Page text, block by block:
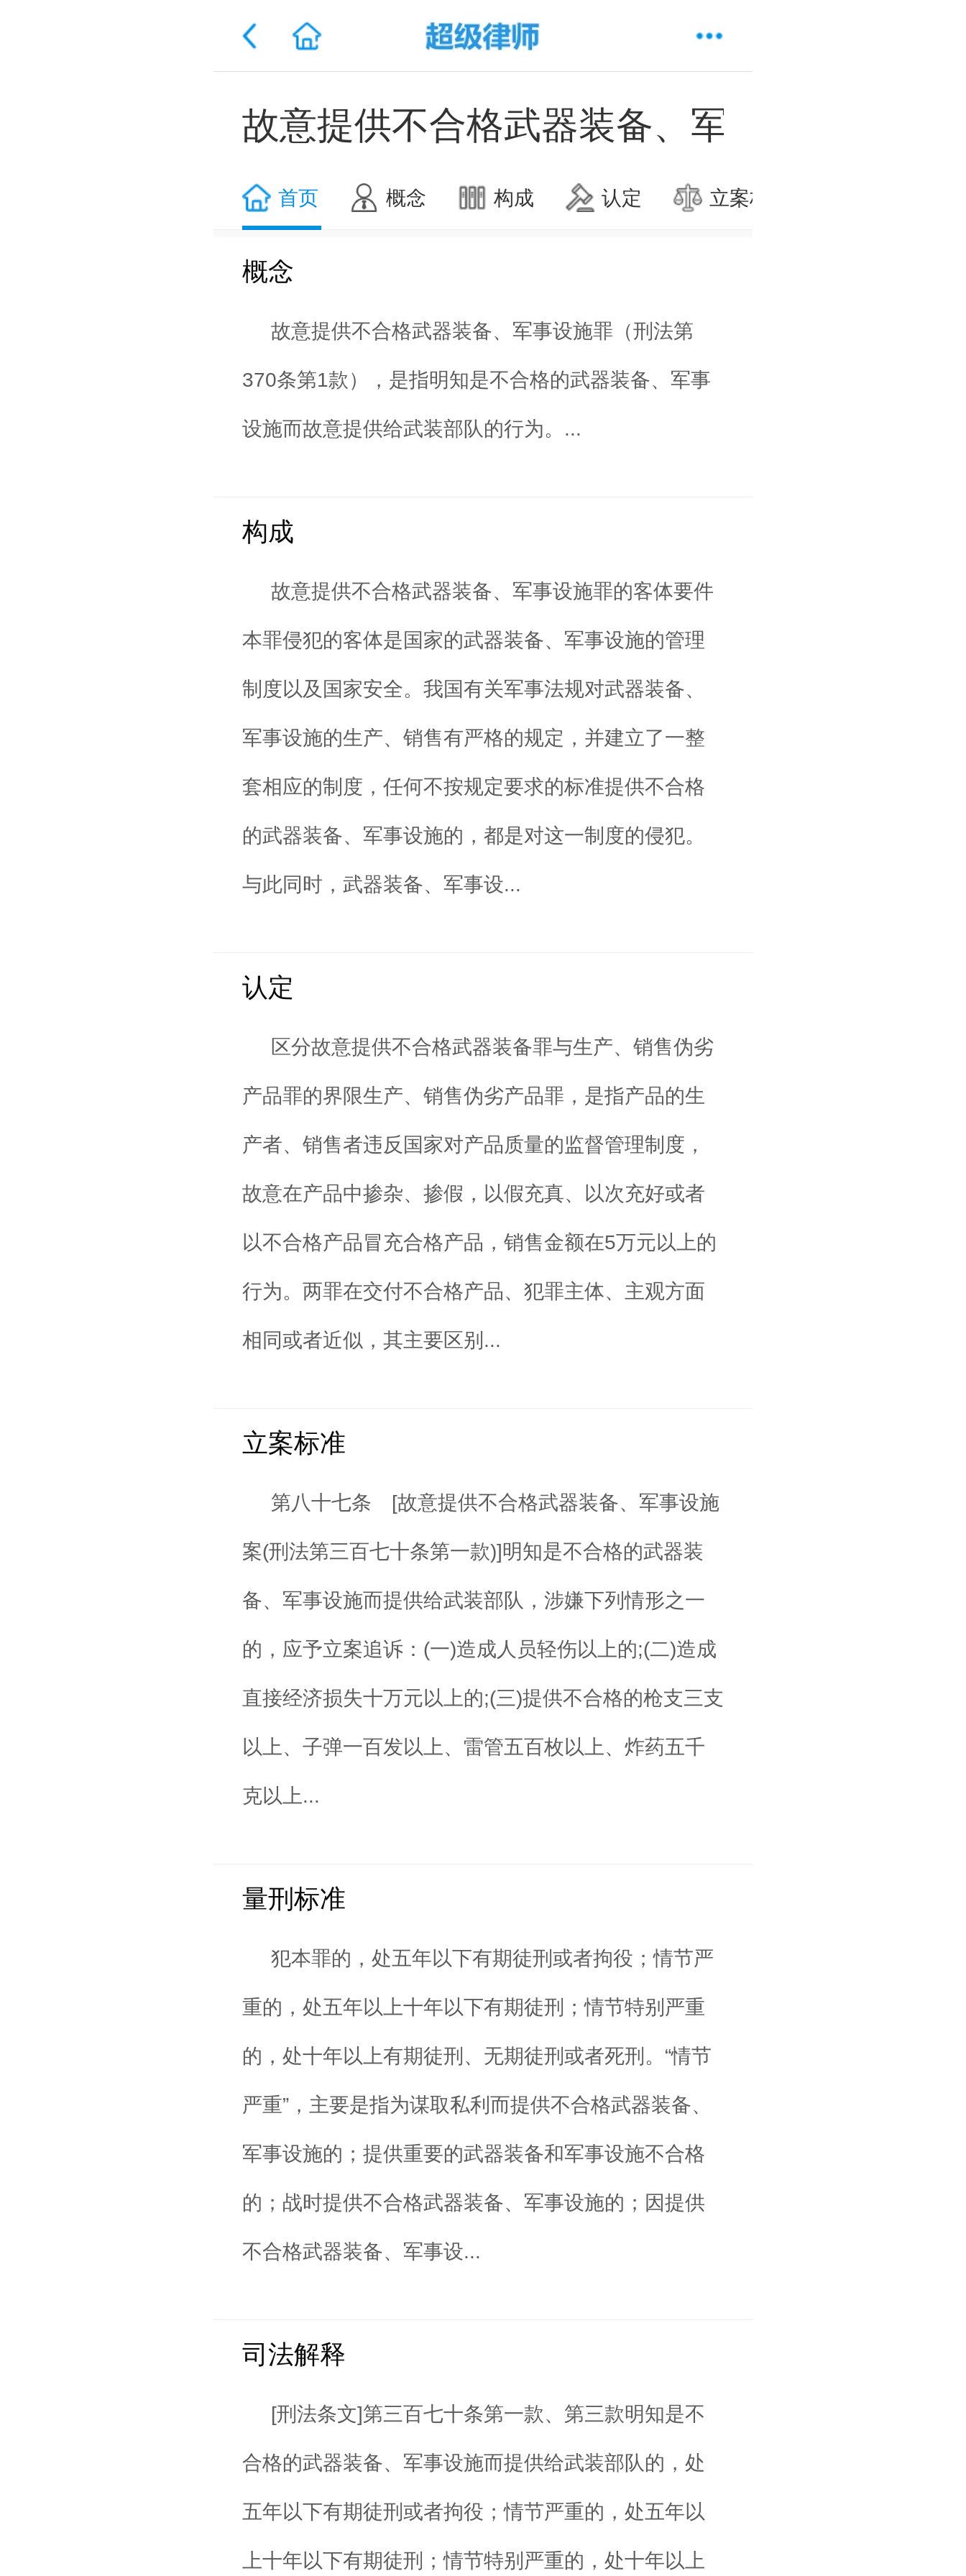
故意提供不合格武器装备、军事设施罪
首页 概念 构成 认定 立案标准
概念
故意提供不合格武器装备、军事设施罪（刑法第
370条第1款），是指明知是不合格的武器装备、军事
设施而故意提供给武装部队的行为。...
构成
故意提供不合格武器装备、军事设施罪的客体要件
本罪侵犯的客体是国家的武器装备、军事设施的管理
制度以及国家安全。我国有关军事法规对武器装备、
军事设施的生产、销售有严格的规定，并建立了一整
套相应的制度，任何不按规定要求的标准提供不合格
的武器装备、军事设施的，都是对这一制度的侵犯。
与此同时，武器装备、军事设...
认定
区分故意提供不合格武器装备罪与生产、销售伪劣
产品罪的界限生产、销售伪劣产品罪，是指产品的生
产者、销售者违反国家对产品质量的监督管理制度，
故意在产品中掺杂、掺假，以假充真、以次充好或者
以不合格产品冒充合格产品，销售金额在5万元以上的
行为。两罪在交付不合格产品、犯罪主体、主观方面
相同或者近似，其主要区别...
立案标准
第八十七条 [故意提供不合格武器装备、军事设施
案(刑法第三百七十条第一款)]明知是不合格的武器装
备、军事设施而提供给武装部队，涉嫌下列情形之一
的，应予立案追诉：(一)造成人员轻伤以上的;(二)造成
直接经济损失十万元以上的;(三)提供不合格的枪支三支
以上、子弹一百发以上、雷管五百枚以上、炸药五千
克以上...
量刑标准
犯本罪的，处五年以下有期徒刑或者拘役；情节严
重的，处五年以上十年以下有期徒刑；情节特别严重
的，处十年以上有期徒刑、无期徒刑或者死刑。“情节
严重”，主要是指为谋取私利而提供不合格武器装备、
军事设施的；提供重要的武器装备和军事设施不合格
的；战时提供不合格武器装备、军事设施的；因提供
不合格武器装备、军事设...
司法解释
[刑法条文]第三百七十条第一款、第三款明知是不
合格的武器装备、军事设施而提供给武装部队的，处
五年以下有期徒刑或者拘役；情节严重的，处五年以
上十年以下有期徒刑；情节特别严重的，处十年以上